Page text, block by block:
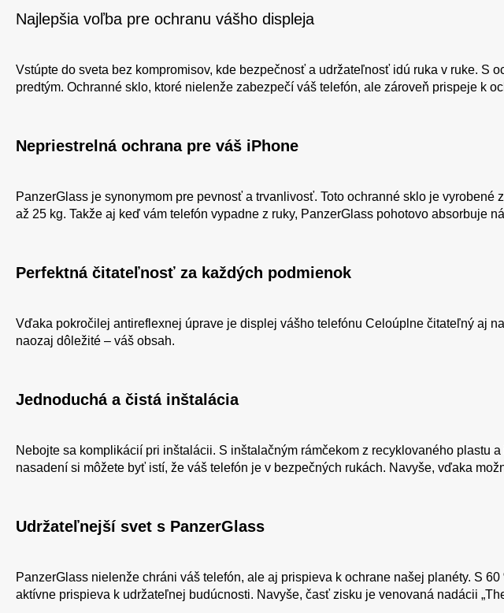
Najlepšia voľba pre ochranu vášho displeja
Vstúpte do sveta bez kompromisov, kde bezpečnosť a udržateľnosť idú ruka v ruke. S
predtým. Ochranné sklo, ktoré nielenže zabezpečí váš telefón, ale zároveň prispeje k
Nepriestrelná ochrana pre váš iPhone
PanzerGlass je synonymom pre pevnosť a trvanlivosť. Toto ochranné sklo je
až 25 kg. Takže aj keď vám telefón vypadne z ruky, PanzerGlass pohotovo absorbuje
Perfektná čitateľnosť za každých podmienok
Vďaka pokročilej antireflexnej úprave je displej vášho telefónu Celoúplne čitateľný aj
naozaj dôležité – váš obsah.
Jednoduchá a čistá inštalácia
Nebojte sa komplikácií pri inštalácii. S inštalačným rámčekom z recyklovaného plastu
nasadení si môžete byť istí, že váš telefón je v bezpečných rukách. Navyše, vďaka
Udržateľnejší svet s PanzerGlass
PanzerGlass nielenže chráni váš telefón, ale aj prispieva k ochrane našej planéty. S
aktívne prispieva k udržateľnej budúcnosti. Navyše, časť zisku je venovaná nadácii